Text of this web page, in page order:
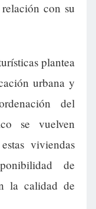
con su
plantea
urbana y
del
se vuelven
viviendas
de
la calidad de